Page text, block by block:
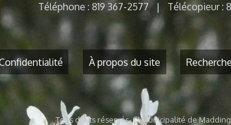
Téléphone : 819 367-2577 | Télécopieur :
À propos du site Recherche
Tous droits réservés. © Municipalité de